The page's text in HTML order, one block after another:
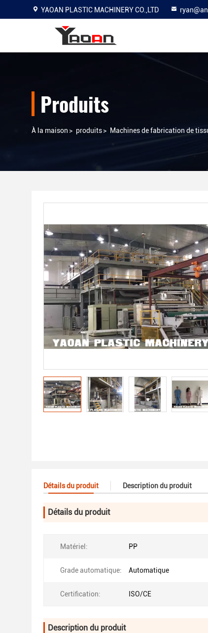
YAOAN PLASTIC MACHINERY CO.,LTD
Produits
À la maison > produits> Machines de fabrication de
Détails du produit Description du produit
Détails du produit
Matériel: PP
Grade automatique: Automatique
Certification: ISO/CE
Description du produit